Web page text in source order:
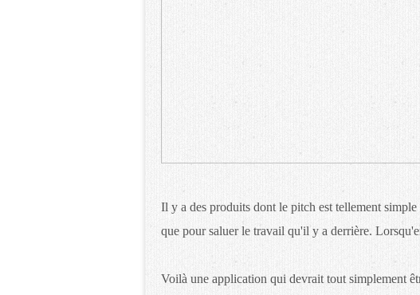
Il y a des produits dont le pitch est tellement
que pour saluer le travail qu'il y a derrière.
Voilà une application qui devrait tout simplement